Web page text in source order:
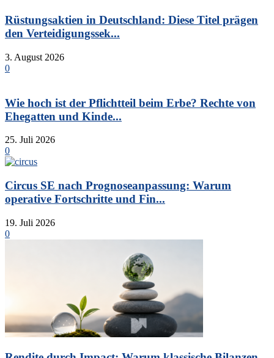
Rüstungsaktien in Deutschland: Diese Titel prägen
den Verteidigungssek...
3. August 2026
0
Wie hoch ist der Pflichtteil beim Erbe? Rechte von
Ehegatten und Kinde...
25. Juli 2026
0
Circus SE nach Prognoseanpassung: Warum
operative Fortschritte und Fin...
19. Juli 2026
0